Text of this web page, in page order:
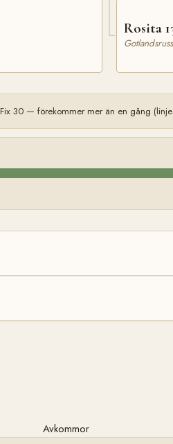
Rosita
Gotlandsruss
Fix 30 — förekommer mer än en gång
Avkommor